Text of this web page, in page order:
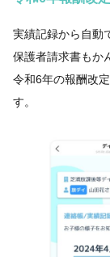
実績記録から自動
保護者請求書もか
令和6年の報酬改
す。